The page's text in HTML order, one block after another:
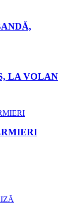
LA VOLAN